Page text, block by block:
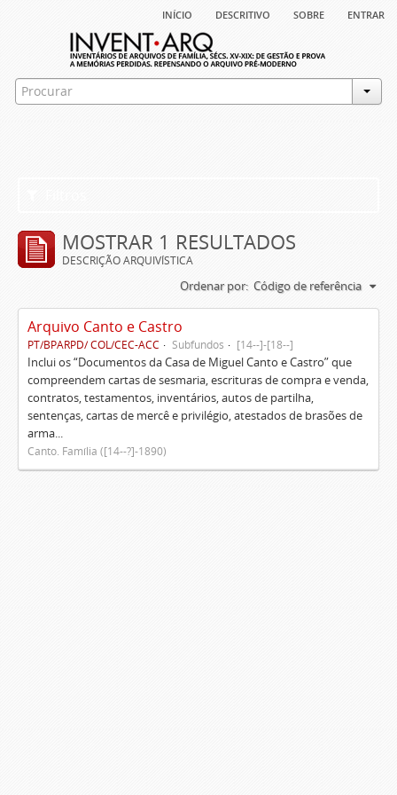
início descritivo sobre entrar
MOSTRAR 1 RESULTADOS
DESCRIÇÃO ARQUIVÍSTICA
Ordenar por: Código de referência
Arquivo Canto e Castro
PT/BPARPD/ COL/CEC-ACC Subfundos [14--]-[18--]
Inclui os “Documentos da Casa de Miguel Canto e Castro” que
compreendem cartas de sesmaria, escrituras de compra e venda,
contratos, testamentos, inventários, autos de partilha,
sentenças, cartas de mercê e privilégio, atestados de brasões de
arma...
Canto. Família ([14--?]-1890)